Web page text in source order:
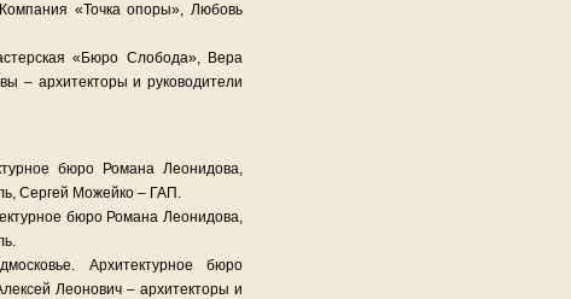
«Точка опоры», Любовь
«Бюро Слобода», Вера
– архитекторы и руководители
бюро Романа Леонидова,
Сергей Можейко – ГАП.
бюро Романа Леонидова,
Архитектурное бюро
Леонович – архитекторы и